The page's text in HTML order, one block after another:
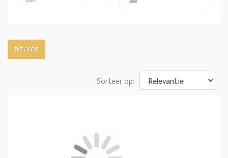
filteren
Sorteer op: